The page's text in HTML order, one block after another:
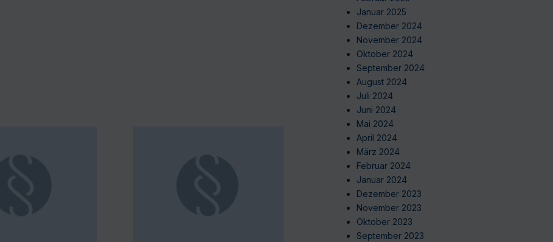
Januar 2025
Dezember 2024
November 2024
Oktober 2024
September 2024
August 2024
Juli 2024
Juni 2024
Mai 2024
April 2024
März 2024
Februar 2024
Januar 2024
Dezember 2023
November 2023
Oktober 2023
September 2023